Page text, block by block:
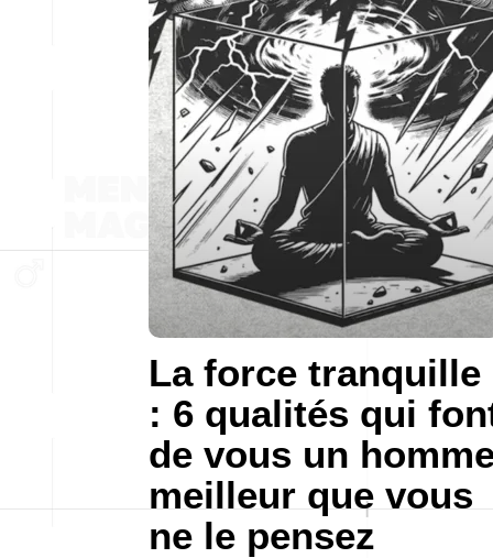
La force tranquille
: 6 qualités qui
de vous un
meilleur que vous
ne le pensez